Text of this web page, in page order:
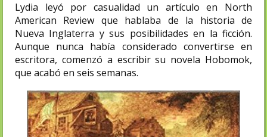
Lydia leyó por casualidad un artículo en North
American Review que hablaba de la historia de
Nueva Inglaterra y sus posibilidades en la ficción.
Aunque nunca había considerado convertirse en
escritora, comenzó a escribir su novela Hobomok,
que acabó en seis semanas.